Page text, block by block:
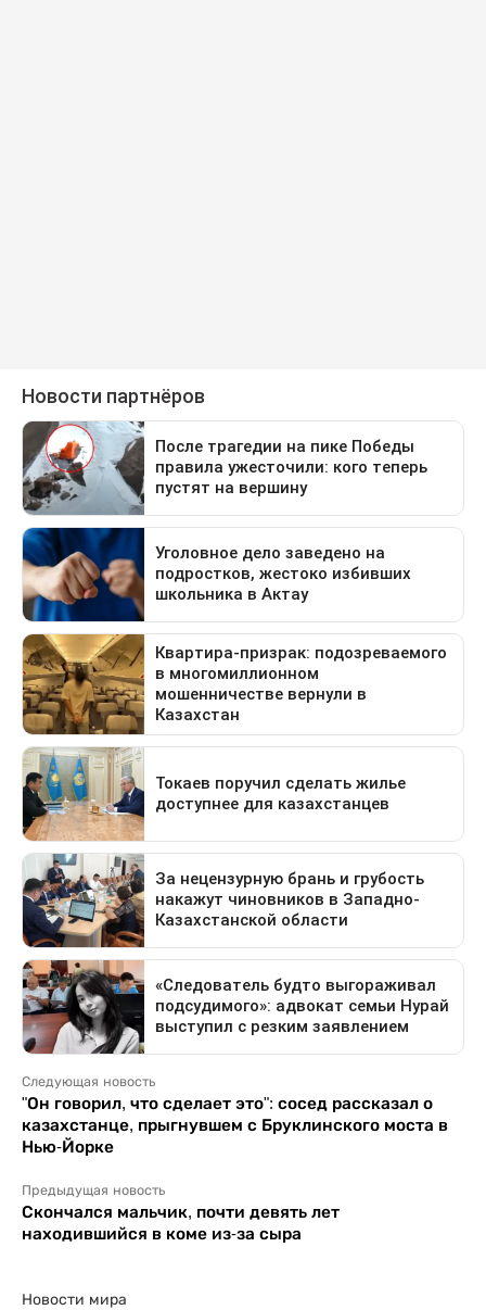
Следующая новость
"Он говорил, что сделает это": сосед рассказал о
казахстанце, прыгнувшем с Бруклинского моста в
Нью-Йорке
Предыдущая новость
Скончался мальчик, почти девять лет
находившийся в коме из-за сыра
Новости мира